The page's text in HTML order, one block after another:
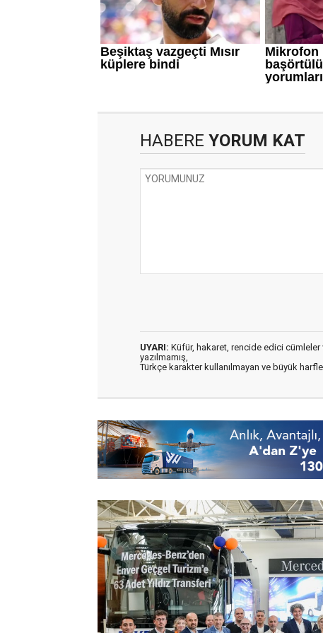
HABERE YORUM KAT
UYARI: Küfür, hakaret, rencide edici cümleler
yazılmamış,
Türkçe karakter kullanılmayan ve büyük